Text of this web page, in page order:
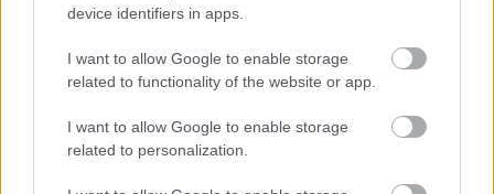
device identifiers in apps.
I want to allow Google to enable storage
related to functionality of the website or app.
I want to allow Google to enable storage
related to personalization.
Νέα κβαντική πύλη εντοπίζει μόνη